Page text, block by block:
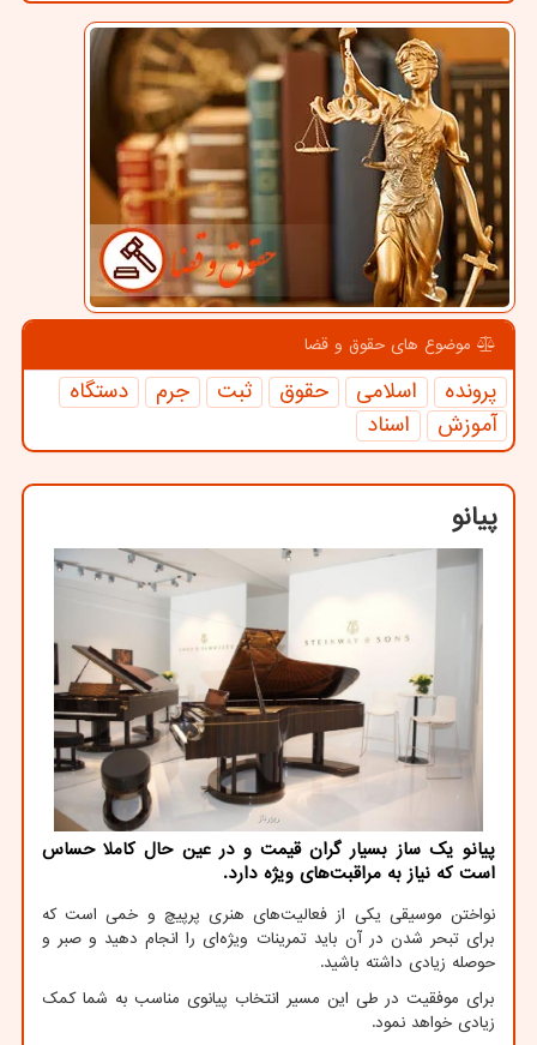
موضوع های حقوق و قضا
پرونده اسلامی حقوق ثبت جرم
دستگاه
آموزش
اسناد
پیانو
پیانو یک ساز بسیار گران قیمت و در عین حال کاملا حساس
است که نیاز به مراقبت‌های ویژه دارد.
نواختن موسیقی یکی از فعالیت‌های هنری پرپیچ و خمی است که
برای تبحر شدن در آن باید تمرینات ویژه‌ای را انجام دهید و صبر و
حوصله زیادی داشته باشید.
برای موفقیت در طی این مسیر انتخاب پیانوی مناسب به شما کمک
زیادی خواهد نمود.